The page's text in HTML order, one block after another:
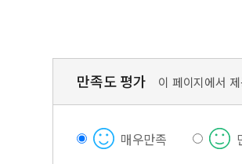
만족도 평가 이 페이지에서
매우만족